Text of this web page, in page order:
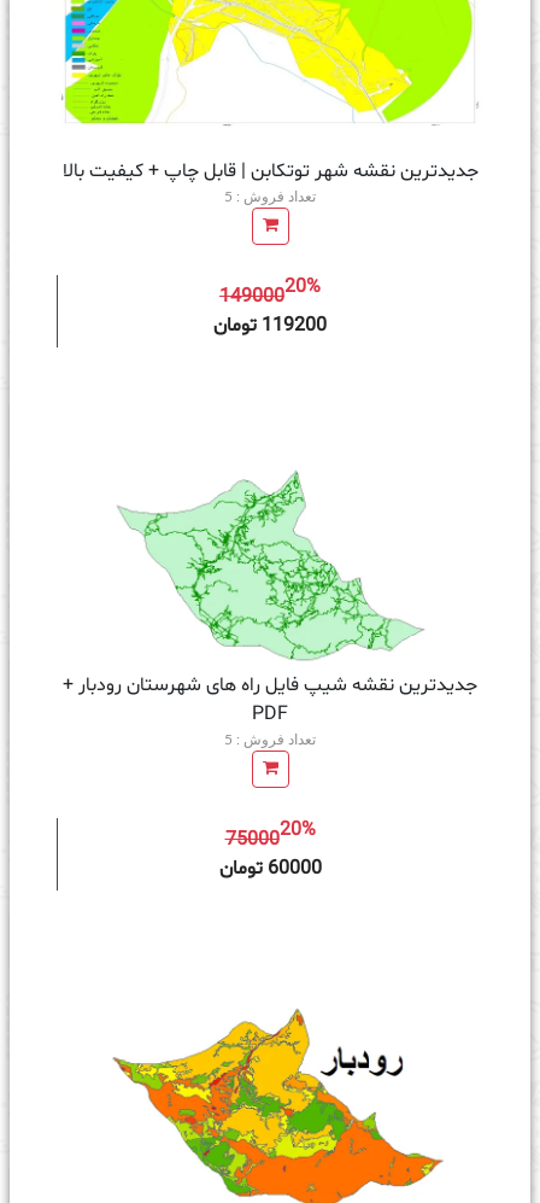
جدیدترین نقشه شهر توتکابن | قابل چاپ + کیفیت بالا
تعداد فروش : 5
14900020%
119200 تومان
جدیدترین نقشه شیپ فایل راه های شهرستان رودبار +
PDF
تعداد فروش : 5
7500020%
60000 تومان